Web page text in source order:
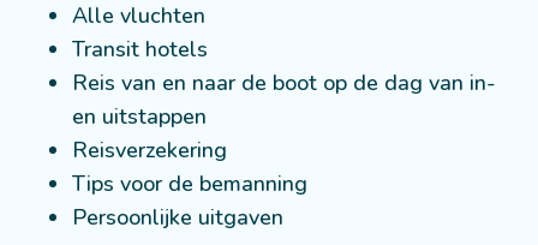
Alle vluchten
Transit hotels
Reis van en naar de boot op de dag van in-
en uitstappen
Reisverzekering
Tips voor de bemanning
Persoonlijke uitgaven